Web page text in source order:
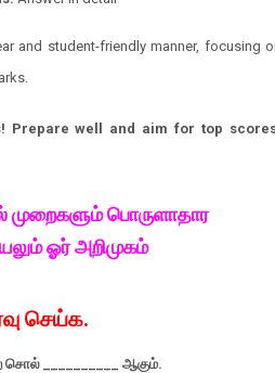
and student-friendly manner, focusing
Prepare well and aim for top
முறைகளும் பொருளாதார
ஓர் அறிமுகம்
செய்க.
சொல் __________ ஆகும்.